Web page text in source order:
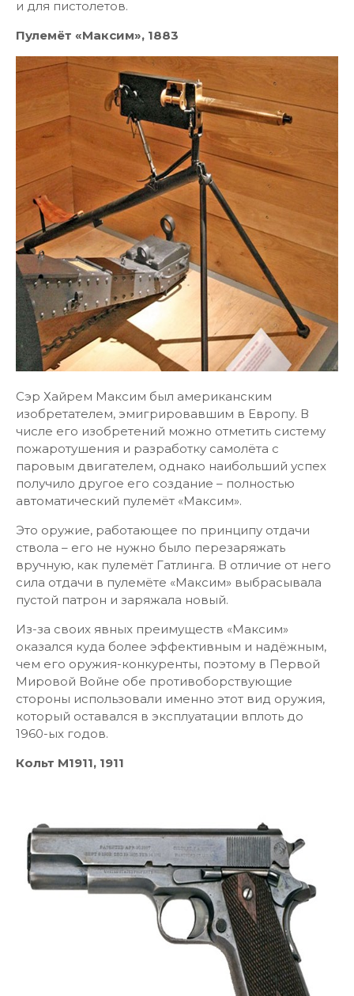
и для пистолетов.
Пулемёт «Максим», 1883
Сэр Хайрем Максим был американским
изобретателем, эмигрировавшим в Европу. В
числе его изобретений можно отметить систему
пожаротушения и разработку самолёта с
паровым двигателем, однако наибольший успех
получило другое его создание – полностью
автоматический пулемёт «Максим».
Это оружие, работающее по принципу отдачи
ствола – его не нужно было перезаряжать
вручную, как пулемёт Гатлинга. В отличие от него
сила отдачи в пулемёте «Максим» выбрасывала
пустой патрон и заряжала новый.
Из-за своих явных преимуществ «Максим»
оказался куда более эффективным и надёжным,
чем его оружия-конкуренты, поэтому в Первой
Мировой Войне обе противоборствующие
стороны использовали именно этот вид оружия,
который оставался в эксплуатации вплоть до
1960-ых годов.
Кольт М1911, 1911